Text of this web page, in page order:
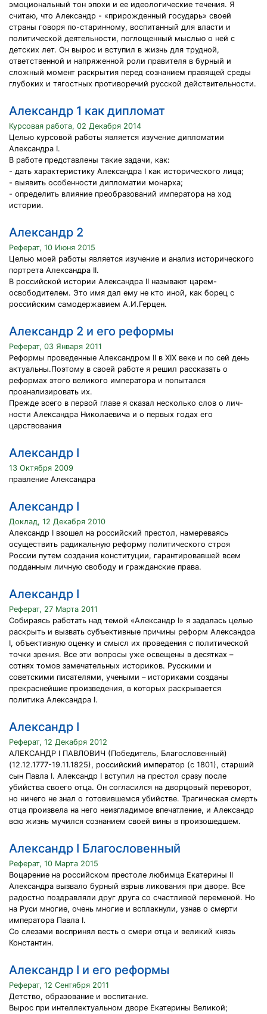
эмоциональный тон эпохи и ее идеологические течения. Я
считаю, что Александр - «прирожденный государь» своей
страны говоря по-старинному, воспитанный для власти и
политической деятельности, поглощенный мыслью о ней с
детских лет. Он вырос и вступил в жизнь для трудной,
ответственной и напряженной роли правителя в бурный и
сложный момент раскрытия перед сознанием правящей среды
глубоких и тягостных противоречий русской действительности.
Александр 1 как дипломат
Курсовая работа, 02 Декабря 2014
Целью курсовой работы является изучение дипломатии
Александра I.
В работе представлены такие задачи, как:
- дать характеристику Александра I как исторического лица;
- выявить особенности дипломатии монарха;
- определить влияние преобразований императора на ход
истории.
Александр 2
Реферат, 10 Июня 2015
Целью моей работы является изучение и анализ исторического
портрета Александра II.
В российской истории Александра II называют царем-
освободителем. Это имя дал ему не кто иной, как борец с
российским самодержавием А.И.Герцен.
Александр 2 и его реформы
Реферат, 03 Января 2011
Реформы проведенные Александром II в ХIХ веке и по сей день
актуальны.Поэтому в своей работе я решил рассказать о
реформах этого великого императора и попытался
проанализировать их.
Прежде всего в первой главе я сказал несколько слов о лич-
ности Александра Николаевича и о первых годах его
царствования
Александр I
13 Октября 2009
правление Александра
Александр I
Доклад, 12 Декабря 2010
Александр I взошел на российский престол, намереваясь
осуществить радикальную реформу политического строя
России путем создания конституции, гарантировавшей всем
подданным личную свободу и гражданские права.
Александр I
Реферат, 27 Марта 2011
Собираясь работать над темой «Александр I» я задалась целью
раскрыть и вызвать субъективные причины реформ Александра
I, объективную оценку и смысл их проведения с политической
точки зрения. Все эти вопросы уже освещены в десятках –
сотнях томов замечательных историков. Русскими и
советскими писателями, учеными – историками созданы
прекраснейшие произведения, в которых раскрывается
политика Александра I.
Александр I
Реферат, 12 Декабря 2012
АЛЕКСАНДР I ПАВЛОВИЧ (Победитель, Благословенный)
(12.12.1777-19.11.1825), российский император (с 1801), старший
сын Павла I. Александр I вступил на престол сразу после
убийства своего отца. Он согласился на дворцовый переворот,
но ничего не знал о готовившемся убийстве. Трагическая смерть
отца произвела на него неизгладимое впечатление, и Александр
всю жизнь мучился сознанием своей вины в произошедшем.
Александр I Благословенный
Реферат, 10 Марта 2015
Воцарение на российском престоле любимца Екатерины II
Александра вызвало бурный взрыв ликования при дворе. Все
радостно поздравляли друг друга со счастливой переменой. Но
на Руси многие, очень многие и всплакнули, узнав о смерти
императора Павла I.
Со слезами воспринял весть о смери отца и великий князь
Константин.
Александр I и его реформы
Реферат, 12 Сентября 2011
Детство, образование и воспитание.
Вырос при интеллектуальном дворе Екатерины Великой;